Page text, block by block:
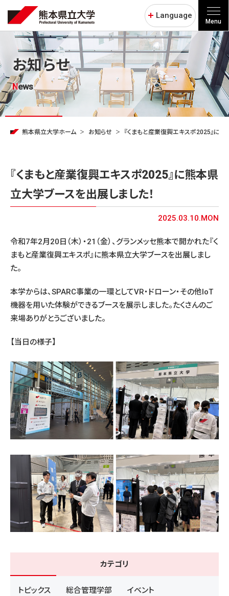
Language
Menu
お知らせ
News
熊本県立大学ホーム お知らせ 『くまもと産業復興エキスポ2025』に
『くまもと産業復興エキスポ2025』に熊本県
立大学ブースを出展しました！
2025.03.10.MON
令和7年2月20日（木）・21（金）、グランメッセ熊本で開かれた『く
まもと産業復興エキスポ』に熊本県立大学ブースを出展しまし
た。
本学からは、SPARC事業の一環としてVR・ドローン・その他IoT
機器を用いた体験ができるブースを展示しました。たくさんのご
来場ありがとうございました。
【当日の様子】
カテゴリ
トピックス 総合管理学部 イベント